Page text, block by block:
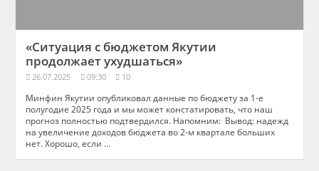
«Ситуация с бюджетом Якутии
продолжает ухудшаться»
26.07.2025 09:30 10
Минфин Якутии опубликовал данные по бюджету за 1-е
полугодие 2025 года и мы может констатировать, что наш
прогноз полностью подтвердился. Напомним: Вывод: надежд
на увеличение доходов бюджета во 2-м квартале больших
нет. Хорошо, если ...